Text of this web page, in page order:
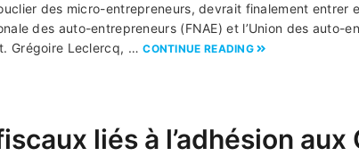
des micro-entrepreneurs, devrait finalement entrer
des auto-entrepreneurs (FNAE) et l’Union des auto-
Grégoire Leclercq, …CONTINUE READING
liés à l’adhésion aux